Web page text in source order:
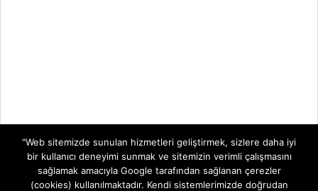
"Web sitemizde sunulan hizmetleri geliştirmek, sizlere daha iyi
bir kullanıcı deneyimi sunmak ve sitemizin verimli çalışmasını
sağlamak amacıyla Google tarafından sağlanan çerezler
(cookies) kullanılmaktadır. Kendi sistemlerimizde doğrudan